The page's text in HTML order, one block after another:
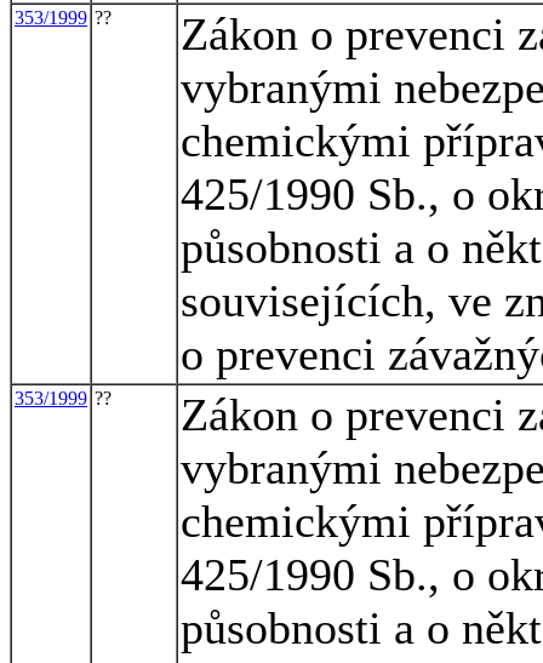
353/1999 ??
Zákon o prevenci
vybranými
chemickými
425/1990 Sb., o
působnosti a o
souvisejících, ve
o prevenci
353/1999 ??
Zákon o prevenci
vybranými
chemickými
425/1990 Sb., o
působnosti a o